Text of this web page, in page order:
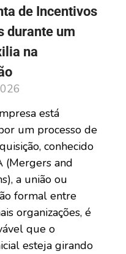
de Incentivos
durante um
na
está
um processo de
conhecido
(Mergers and
a união ou
formal entre
organizações, é
que o
esteja girando